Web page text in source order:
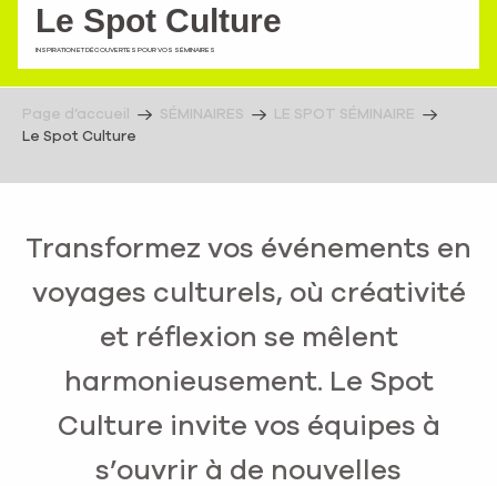
Le Spot Culture
INSPIRATION ET DÉCOUVERTES POUR VOS SÉMINAIRES
Page d’accueil SÉMINAIRES
LE SPOT SÉMINAIRE
Le Spot Culture
Transformez vos événements en
voyages culturels, où créativité
et réflexion se mêlent
harmonieusement. Le Spot
Culture invite vos équipes à
s’ouvrir à de nouvelles